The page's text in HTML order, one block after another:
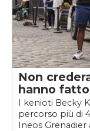
Non
hanno
I kenioti Becky
percorso più di
Ineos Grenadier